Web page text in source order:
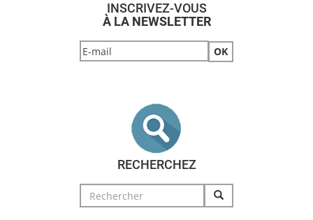
INSCRIVEZ-VOUS
À LA NEWSLETTER
RECHERCHEZ
Search
for: